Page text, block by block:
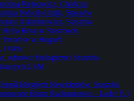
Rejnowicz, Chańcza
Wójcik-Utnik, Staszów
Adamkiewicz, Staszów
Bella Rosa w Staszowie
Paradise w Bogorii
Osiek
odnowa biologiczna Staszów
GSM
Biegłych Rewidentów, Staszów
Biuro Rachunkowe – Łodej P. i